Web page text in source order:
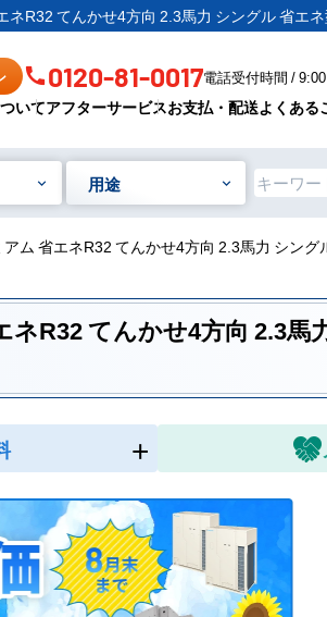
R32 てんかせ4方向 2.3馬力 シングル 省エ
0120-81-0017電話受付時間 /
いてアフターサービスお支払・配送よくある
用途
ム 省エネR32 てんかせ4方向 2.3馬力 シン
R32 てんかせ4方向 2.3馬